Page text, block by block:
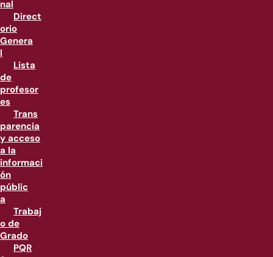
nal
Direct
orio
Genera
l
Lista
de
profesor
es
Trans
parencia
y acceso
a la
informaci
ón
públic
a
Trabaj
o de
Grado
PQR